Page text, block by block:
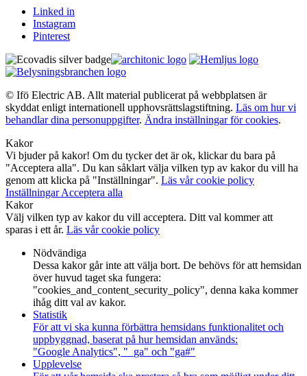
Linked in
Instagram
Pinterest
© Ifö Electric AB. Allt material publicerat på webbplatsen är
skyddat enligt internationell upphovsrättslagstiftning. Läs om hur vi
behandlar dina personuppgifter. Ändra inställningar för cookies.
Kakor
Vi bjuder på kakor! Om du tycker det är ok, klickar du bara på
"Acceptera alla". Du kan såklart välja vilken typ av kakor du vill ha
genom att klicka på "Inställningar". Läs vår cookie policy
InställningarAcceptera alla
Kakor
Välj vilken typ av kakor du vill acceptera. Ditt val kommer att
sparas i ett år. Läs vår cookie policy
Nödvändiga
Dessa kakor går inte att välja bort. De behövs för att hemsidan
över huvud taget ska fungera:
"cookies_and_content_security_policy", denna kaka kommer
ihåg ditt val av kakor.
Statistik
För att vi ska kunna förbättra hemsidans funktionalitet och
uppbyggnad, baserat på hur hemsidan används:
"Google Analytics", "_ga" och "ga#"
Upplevelse